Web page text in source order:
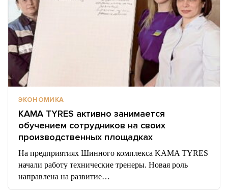
ЭКОНОМИКА
KAMA TYRES активно занимается
обучением сотрудников на своих
производственных площадках
На предприятиях Шинного комплекса KAMA TYRES
начали работу технические тренеры. Новая роль
направлена на развитие…